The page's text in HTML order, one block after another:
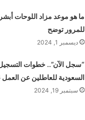
للمرور توضح
ديسمبر 1, 2024
“سجل الآن”.. خطوات
السعودية للعاطلين عن العمل 1446
سبتمبر 19, 2024